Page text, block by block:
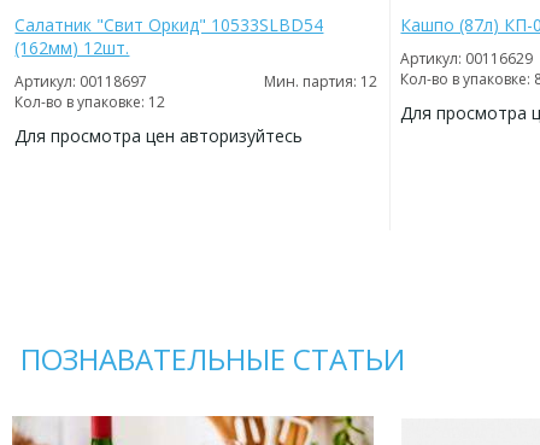
Салатник "Свит Оркид" 10533SLBD54
(162мм) 12шт.
Артикул: 00118697
Мин. партия: 12
Кол-во в упаковке: 12
Для просмотра цен авторизуйтесь
Кашпо (87л) КП-
Артикул: 00116629
Кол-во в упаковке:
Для просмотра
ПОЗНАВАТЕЛЬНЫЕ СТАТЬИ